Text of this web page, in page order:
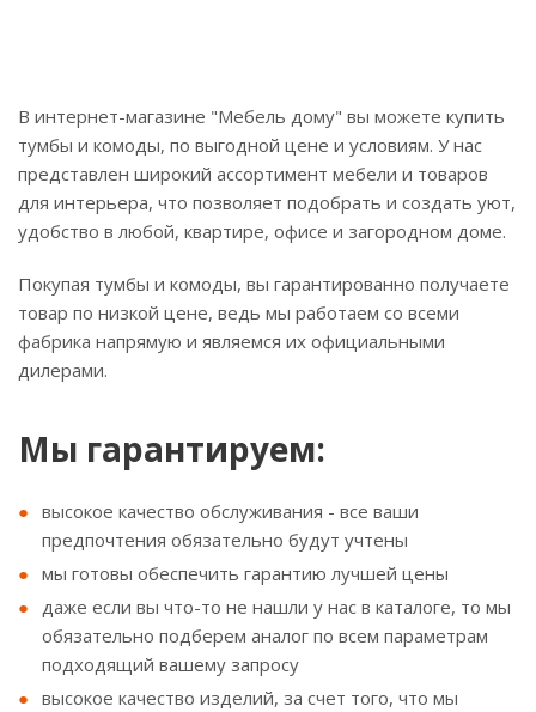
В интернет-магазине "Мебель дому" вы можете купить
тумбы и комоды, по выгодной цене и условиям. У нас
представлен широкий ассортимент мебели и товаров
для интерьера, что позволяет подобрать и создать уют,
удобство в любой, квартире, офисе и загородном доме.
Покупая тумбы и комоды, вы гарантированно получаете
товар по низкой цене, ведь мы работаем со всеми
фабрика напрямую и являемся их официальными
дилерами.
Мы гарантируем:
высокое качество обслуживания - все ваши
предпочтения обязательно будут учтены
мы готовы обеспечить гарантию лучшей цены
даже если вы что-то не нашли у нас в каталоге, то мы
обязательно подберем аналог по всем параметрам
подходящий вашему запросу
высокое качество изделий, за счет того, что мы